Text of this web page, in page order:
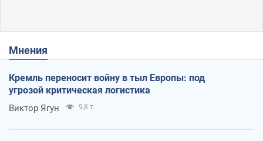
Мнения
Кремль переносит войну в тыл Европы: под
угрозой критическая логистика
Виктор Ягун 9,8 т.